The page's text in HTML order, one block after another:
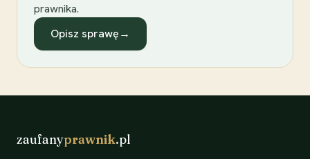
prawnika.
Opisz sprawę→
zaufanyprawnik.pl